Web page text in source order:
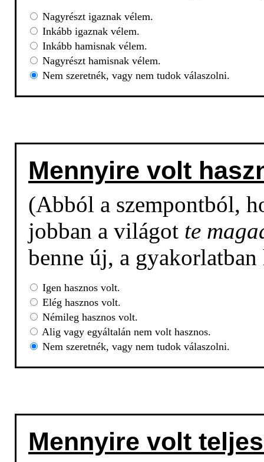
Nagyrészt igaznak vélem.
Inkább igaznak vélem.
Inkább hamisnak vélem.
Nagyrészt hamisnak vélem.
Nem szeretnék, vagy nem tudok válaszolni.
Mennyire volt
(Abból a szempontból,
jobban a világot te
benne új, a
Igen hasznos volt.
Elég hasznos volt.
Némileg hasznos volt.
Alig vagy egyáltalán nem volt hasznos.
Nem szeretnék, vagy nem tudok válaszolni.
Mennyire volt